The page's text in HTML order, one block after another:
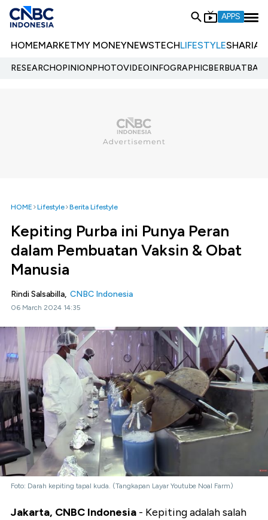
APPS
HOMEMARKETMY MONEYNEWSTECHLIFESTYLESHARIA
RESEARCHOPINIONPHOTOVIDEOINFOGRAPHIC
HOME Lifestyle Berita Lifestyle
Kepiting Purba ini Punya Peran
dalam Pembuatan Vaksin & Obat
Manusia
Rindi Salsabilla, CNBC Indonesia
06 March 2024 14:35
Foto: Darah kepiting tapal kuda. (Tangkapan Layar Youtube Noal Farm)
Jakarta, CNBC Indonesia - Kepiting adalah salah